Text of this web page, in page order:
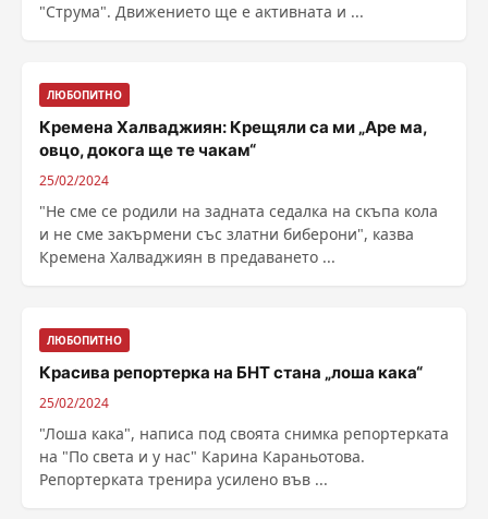
"Струма". Движението ще е активната и ...
ЛЮБОПИТНО
Кремена Халваджиян: Крещяли са ми „Аре ма,
овцо, докога ще те чакам“
25/02/2024
"Не сме се родили на задната седалка на скъпа кола
и не сме закърмени със златни биберони", казва
Кремена Халваджиян в предаването ...
ЛЮБОПИТНО
Красива репортерка на БНТ стана „лоша кака“
25/02/2024
"Лоша кака", написа под своята снимка репортерката
на "По света и у нас" Карина Караньотова.
Репортерката тренира усилено във ...